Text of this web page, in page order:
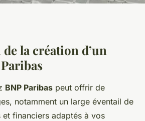
compte BNP
et
6 min de lecture
la création d’un
BNP Paribas peut offrir de
notamment un large éventail de
et financiers adaptés à vos